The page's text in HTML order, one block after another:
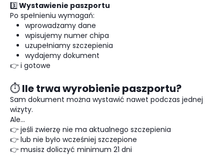
3️⃣ Wystawienie paszportu
Po spełnieniu wymagań:
wprowadzamy dane
wpisujemy numer chipa
uzupełniamy szczepienia
wydajemy dokument
👉 i gotowe
⏱️ Ile trwa wyrobienie paszportu?
Sam dokument można wystawić nawet podczas jednej
wizyty.
Ale…
👉 jeśli zwierzę nie ma aktualnego szczepienia
👉 lub nie było wcześniej szczepione
👉 musisz doliczyć minimum 21 dni